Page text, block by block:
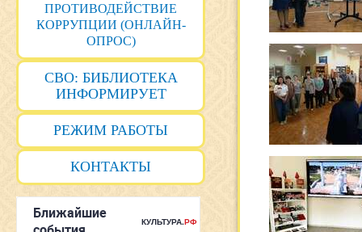
ПРОТИВОДЕЙСТВИЕ
КОРРУПЦИИ (ОНЛАЙН-
ОПРОС)
СВО: БИБЛИОТЕКА
ИНФОРМИРУЕТ
РЕЖИМ РАБОТЫ
КОНТАКТЫ